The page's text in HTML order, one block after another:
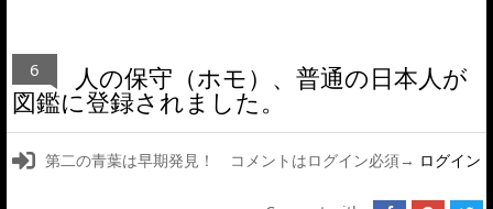
6 人の保守（ホモ）、普通の日本人が
図鑑に登録されました。
第二の青葉は早期発見！ コメントはログイン必須→ ログイン